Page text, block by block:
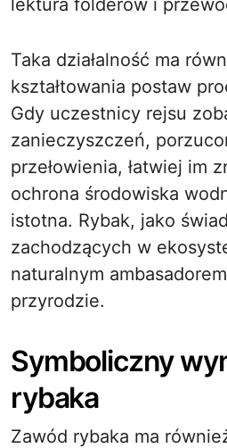
lektura folderów i
Taka działalność ma
kształtowania postaw
Gdy uczestnicy rejsu
zanieczyszczeń,
przełowienia, łatwiej im
ochrona środowiska
istotna. Rybak, jako
zachodzących w
naturalnym
przyrodzie.
Symboliczny
rybaka
Zawód rybaka ma